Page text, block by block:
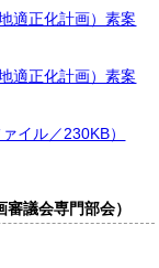
適正化計画）素案
適正化計画）素案
イル／230KB）
議会専門部会）